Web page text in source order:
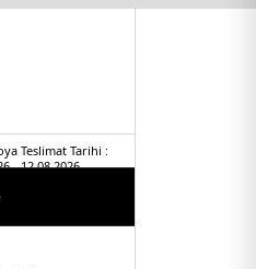
Teslimat Tarihi :
- 12.08.2026